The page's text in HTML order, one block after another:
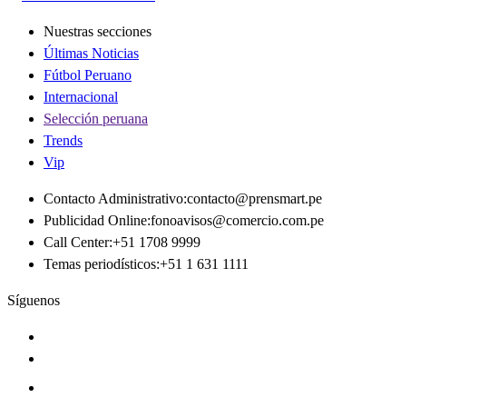
Nuestras secciones
Últimas Noticias
Fútbol Peruano
Internacional
Selección peruana
Trends
Vip
Contacto Administrativo:contacto@prensmart.pe
Publicidad Online:fonoavisos@comercio.com.pe
Call Center:+51 1708 9999
Temas periodísticos:+51 1 631 1111
Síguenos